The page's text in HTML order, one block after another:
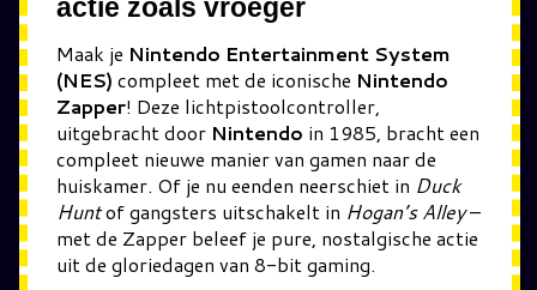
actie zoals vroeger
Maak je Nintendo Entertainment System
(NES) compleet met de iconische Nintendo
Zapper! Deze lichtpistoolcontroller,
uitgebracht door Nintendo in 1985, bracht een
compleet nieuwe manier van gamen naar de
huiskamer. Of je nu eenden neerschiet in Duck
Huntof gangsters uitschakelt in Hogan’s Alley–
met de Zapper beleef je pure, nostalgische actie
uit de gloriedagen van 8-bit gaming.